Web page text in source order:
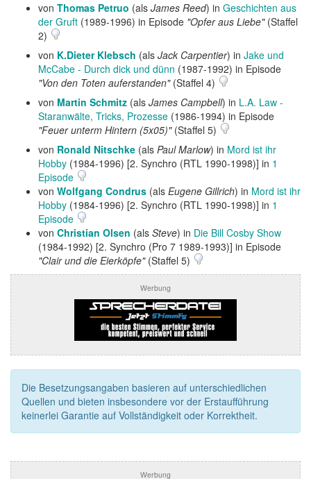
von Thomas Petruo (als James Reed) in Geschichten aus
der Gruft (1989-1996) in Episode "Opfer aus Liebe"(Staffel
2)
von K.Dieter Klebsch (als Jack Carpentier) in Jake und
McCabe - Durch dick und dünn (1987-1992) in Episode
"Von den Toten auferstanden"(Staffel 4)
von Martin Schmitz (als James Campbell) in L.A. Law -
Staranwälte, Tricks, Prozesse (1986-1994) in Episode
"Feuer unterm Hintern (5x05)"(Staffel 5)
von Ronald Nitschke (als Paul Marlow) in Mord ist ihr
Hobby (1984-1996) [2. Synchro (RTL 1990-1998)] in 1
Episode
von Wolfgang Condrus (als Eugene Gillrich) in Mord ist ihr
Hobby (1984-1996) [2. Synchro (RTL 1990-1998)] in 1
Episode
von Christian Olsen (als Steve) in Die Bill Cosby Show
(1984-1992) [2. Synchro (Pro 7 1989-1993)] in Episode
"Clair und die Eierköpfe"(Staffel 5)
Werbung
Die Besetzungsangaben basieren auf unterschiedlichen
Quellen und bieten insbesondere vor der Erstaufführung
keinerlei Garantie auf Vollständigkeit oder Korrektheit.
Werbung